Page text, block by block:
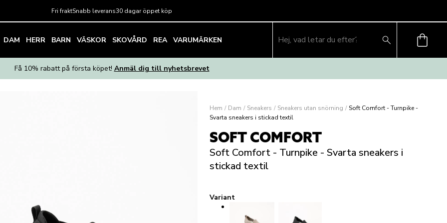
Fri fraktSnabb leverans30 dagar öppet köp
DAM HERR BARN VÄSKOR SKOVÅRD REA VARUMÄRKEN
Få 10% rabatt på första köpet! Anmäl dig till nyhetsbrevet
Hem / Dam / Sneakers / Sneakers utan snörning / Soft Comfort - Turnpike -
Svarta sneakers i stickad textil
SOFT COMFORT
Soft Comfort - Turnpike - Svarta sneakers i
stickad textil
Variant